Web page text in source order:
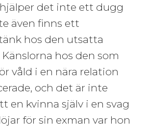
hjälper det inte ett dugg
även finns ett
hos den utsatta
hos den som
våld i en nära relation
och det är inte
en kvinna själv i en svag
för sin exman var hon